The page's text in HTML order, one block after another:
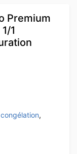
Premium
1
,